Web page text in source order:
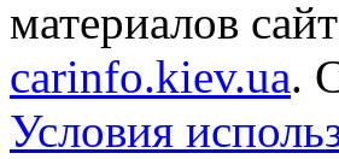
материалов
carinfo.kiev.ua.
Условия